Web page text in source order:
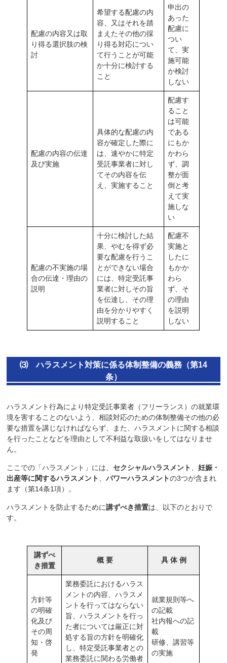
配慮の内容又は取
り得る選択肢の検
討
希望する配慮の内
容、又はそれを踏
まえたその他の採
り得る対応につい
て行うことが可能
か十分に検討する
こと
申出の
あった
配慮に
つい
て、実
施可能
か検討
しない
配慮の内容の伝達
及び実施
具体的な配慮の内
容が確定した際に
は、速やかに特定
受託事業者に対し
てその内容を伝
え、実施すること
配慮す
ること
は可能
である
にもか
かわら
ず、調
整が面
倒と考
えて実
施しな
い
配慮の不実施の場
合の伝達・理由の
説明
十分に検討した結
果、やむを得ず必
要な配慮を行うこ
とができない場合
には、特定受託事
業者に対しその旨
を伝達し、その理
由を分かりやすく
説明すること
配慮不
実施と
したに
もかか
わら
ず、そ
の理由
を説明
しない
⑶ ハラスメント対策に係る体制整備の義務（第14
条）
ハラスメント行為により特定受託事業者（フリーランス）の就業環
境を害することのないよう、相談対応のための体制整備その他の必
要な措置を講じなければならず、また、ハラスメントに関する相談
を行ったことなどを理由として不利益な取扱いをしてはなりませ
ん。
ここでの「ハラスメント」には、セクシャルハラスメント 、妊娠・
出産等に関するハラスメント
、パワーハラスメントの3つが含まれ
ます（第14条1項）。
ハラスメントを防止するために講ずべき措置は、以下のとおりで
す。
講ずべ
き措置
概 要 具 体 例
方針等
の明確
化及び
その周
知・啓
発
業務委託におけるハラス
メントの内容、ハラスメ
ントを行ってはならない
旨、ハラスメントを行っ
た者については厳正に対
処する旨の方針を明確化
し、特定受託事業者との
業務委託に関わる労働者
就業規則等へ
の記載
社内報への記
載
研修、講習等
の実施